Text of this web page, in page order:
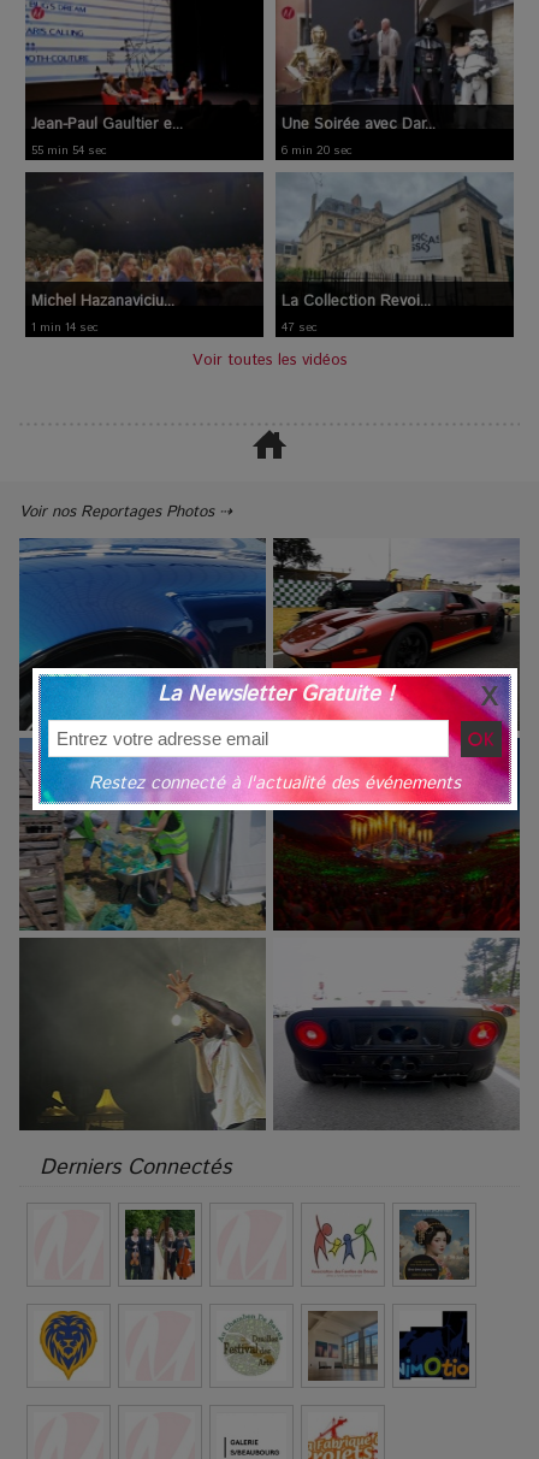
Jean-Paul Gaultier e...
55 min 54 sec
Une Soirée avec Dar...
6 min 20 sec
Michel Hazanaviciu...
1 min 14 sec
La Collection Revoi...
47 sec
Voir toutes les vidéos
Voir nos Reportages Photos ⇢
Derniers Connectés
La Newsletter Gratuite !
Restez connecté à l'actualité des événements